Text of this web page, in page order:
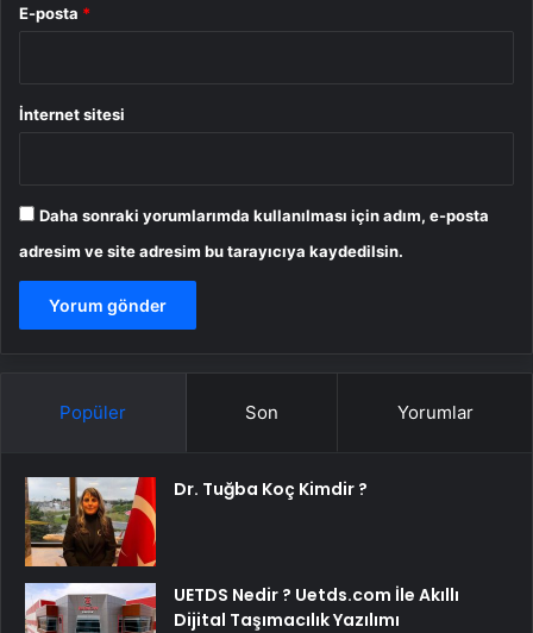
E-posta *
İnternet sitesi
Daha sonraki yorumlarımda kullanılması için adım, e-posta
adresim ve site adresim bu tarayıcıya kaydedilsin.
Popüler Son Yorumlar
Dr. Tuğba Koç Kimdir ?
UETDS Nedir ? Uetds.com İle Akıllı
Dijital Taşımacılık Yazılımı